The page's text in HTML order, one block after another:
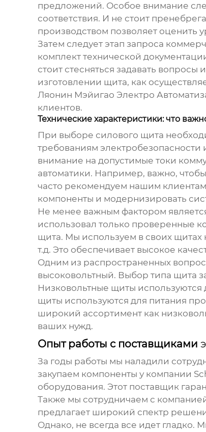
предложений. Особое внимание
соответствия. И не стоит
производством позволяет оценить
Затем следует этап запроса
комплект технической
стоит стесняться задавать
изготовлении щита, как
Ляонин Мэйигао Электро
клиентов.
Технические характеристики: что
При выборе силового щита
требованиям
внимание на допустимые токи
автоматики. Например, важно,
часто рекомендуем нашим
компоненты и модернизировать
Не менее важным фактором
использовал только проверенные
щита. Мы используем в своих щитах
т.д. Это обеспечивает высокое
Одним из распространенных
высоковольтный. Выбор типа щита
Низковольтные щиты
щиты используются для питания
широкий ассортимент как
ваших нужд.
Опыт работы с поставщиками
За годы работы мы наладили
закупаем компоненты у компании
оборудования. Этот поставщик
Также мы сотрудничаем с
предлагает широкий спектр
Однако, не всегда все идет гладко.